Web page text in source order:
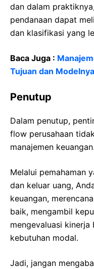
dan dalam
pendanaan dapat
dan klasifikasi yang
Baca Juga :
Tujuan dan Modelnya
Penutup
Dalam penutup,
flow perusahaan
manajemen keuangan.
Melalui pemahaman
dan keluar uang,
keuangan,
baik, mengambil
mengevaluasi kinerja
kebutuhan modal.
Jadi, jangan